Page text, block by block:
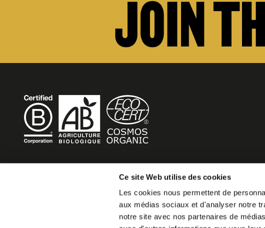
Ce site Web utilise des cookies
Les cookies nous permettent de
aux médias sociaux et d'analyser notre
notre site avec nos partenaires de
BECOME MOB
MOB HOTEL is growing into a cooperative movement
If you want to create your own MOB HOTEL and belong to our